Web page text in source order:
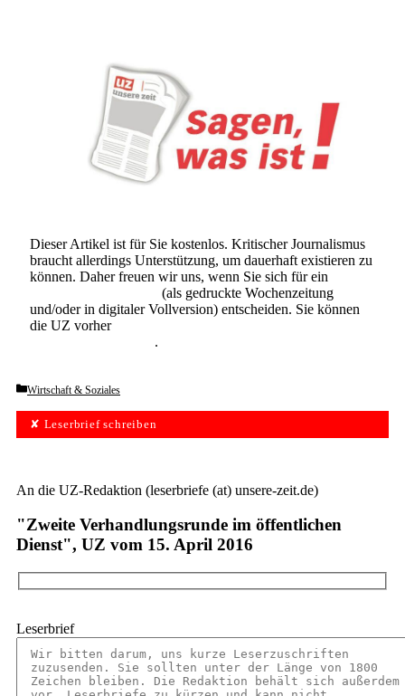
Dieser Artikel ist für Sie kostenlos. Kritischer Journalismus
braucht allerdings Unterstützung, um dauerhaft existieren zu
können. Daher freuen wir uns, wenn Sie sich für ein
(als gedruckte Wochenzeitung
und/oder in digitaler Vollversion) entscheiden. Sie können
die UZ vorher
.
Categories
Wirtschaft & Soziales
✘ Leserbrief schreiben
An die UZ-Redaktion (leserbriefe (at) unsere-zeit.de)
"Zweite Verhandlungsrunde im öffentlichen
Dienst", UZ vom 15. April 2016
Leserbrief